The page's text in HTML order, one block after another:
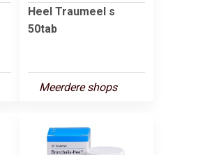
Heel Traumeel s
50tab
Meerdere shops